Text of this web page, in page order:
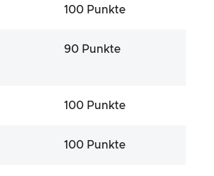
100 Punkte
90 Punkte
100 Punkte
100 Punkte